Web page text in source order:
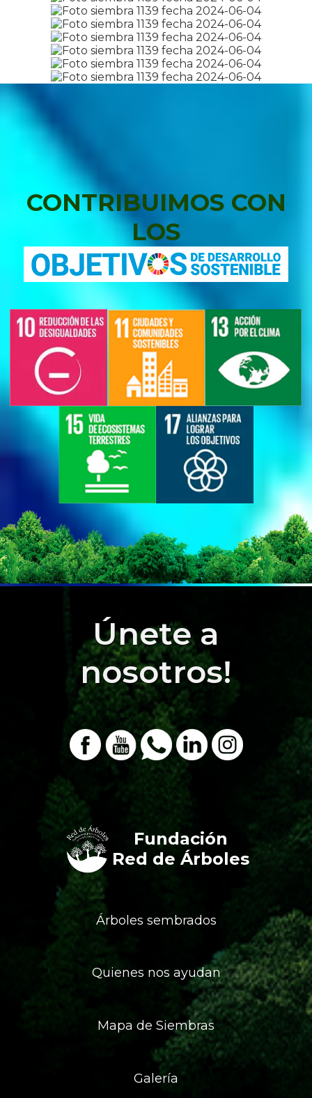
CONTRIBUIMOS CON
LOS
Únete a
nosotros!
Fundación
Red de Árboles
Árboles sembrados
Quienes nos ayudan
Mapa de Siembras
Galería